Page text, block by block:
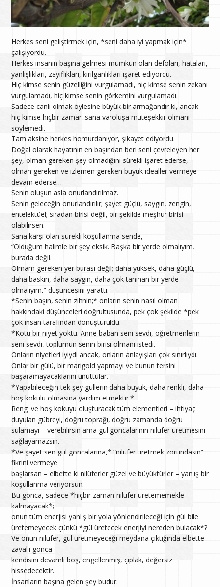
Herkes seni geliştirmek için, *seni daha iyi yapmak için*
çalışıyordu.
Herkes insanın başına gelmesi mümkün olan defoları, hataları,
yanlışlıkları, zayıflıkları, kırılganlıkları işaret ediyordu.
Hiç kimse senin güzelliğini vurgulamadı, hiç kimse senin zekanı
vurgulamadı, hiç kimse senin görkemini vurgulamadı.
Sadece canlı olmak öylesine büyük bir armağandır ki, ancak
hiç kimse hiçbir zaman sana varoluşa müteşekkir olmanı
söylemedi.
Tam aksine herkes homurdanıyor, şikayet ediyordu.
Doğal olarak hayatının en başından beri seni çevreleyen her
şey, olman gereken şey olmadığını sürekli işaret ederse,
olman gereken ve izlemen gereken büyük idealler vermeye
devam ederse…
Senin oluşun asla onurlandırılmaz.
Senin geleceğin onurlandırılır; şayet güçlü, saygın, zengin,
entelektüel; sıradan birisi değil, bir şekilde meşhur birisi
olabilirsen.
Sana karşı olan sürekli koşullanma sende,
“Olduğum halimle bir şey eksik. Başka bir yerde olmalıyım,
burada değil.
Olmam gereken yer burası değil; daha yüksek, daha güçlü,
daha baskın, daha saygın, daha çok tanınan bir yerde
olmalıyım,” düşüncesini yarattı.
*Senin başın, senin zihnin;* onların senin nasıl olman
hakkındaki düşünceleri doğrultusunda, pek çok şekilde *pek
çok insan tarafından dönüştürüldü.
*Kötü bir niyet yoktu. Anne baban seni sevdi, öğretmenlerin
seni sevdi, toplumun senin birisi olmanı istedi.
Onların niyetleri iyiydi ancak, onların anlayışları çok sınırlıydı.
Onlar bir gülü, bir marigold yapmayı ve bunun tersini
başaramayacaklarını unuttular.
*Yapabileceğin tek şey güllerin daha büyük, daha renkli, daha
hoş kokulu olmasına yardım etmektir.*
Rengi ve hoş kokuyu oluşturacak tüm elementleri – ihtiyaç
duyulan gübreyi, doğru toprağı, doğru zamanda doğru
sulamayı – verebilirsin ama gül goncalarının nilüfer üretmesini
sağlayamazsın.
*Ve şayet sen gül goncalarına,* “nilüfer üretmek zorundasın”
fikrini vermeye
başlarsan – elbette ki nilüferler güzel ve büyüktürler – yanlış bir
koşullanma veriyorsun.
Bu gonca, sadece *hiçbir zaman nilüfer üretememekle
kalmayacak*;
onun tüm enerjisi yanlış bir yola yönlendirileceği için gül bile
üretemeyecek çünkü *gül üretecek enerjiyi nereden bulacak*?
Ve onun nilüfer, gül üretmeyeceği meydana çıktığında elbette
zavallı gonca
kendisini devamlı boş, engellenmiş, çıplak, değersiz
hissedecektir.
İnsanların başına gelen şey budur.